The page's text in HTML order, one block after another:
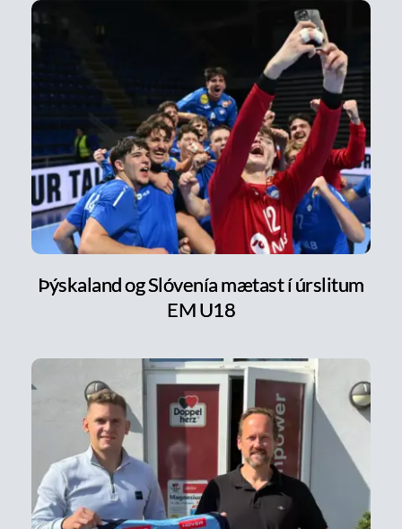
Þýskaland og Slóvenía mætast í úrslitum
EM U18